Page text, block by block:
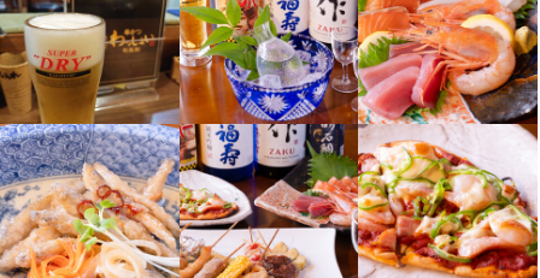
連絡先
078-380-9817
法人名・事業者名
串かつ　わっしょい
最終更新日2025/10/17